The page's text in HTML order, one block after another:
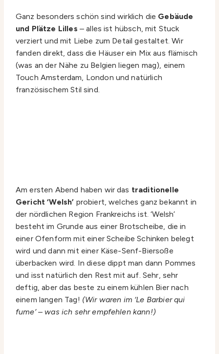
Ganz besonders schön sind wirklich die Gebäude
und Plätze Lilles – alles ist hübsch, mit Stuck
verziert und mit Liebe zum Detail gestaltet. Wir
fanden direkt, dass die Häuser ein Mix aus flämisch
(was an der Nähe zu Belgien liegen mag), einem
Touch Amsterdam, London und natürlich
französischem Stil sind.
Am ersten Abend haben wir das traditionelle
Gericht ‘Welsh’ probiert, welches ganz bekannt in
der nördlichen Region Frankreichs ist. ‘Welsh’
besteht im Grunde aus einer Brotscheibe, die in
einer Ofenform mit einer Scheibe Schinken belegt
wird und dann mit einer Käse-Senf-Biersoße
überbacken wird. In diese dippt man dann Pommes
und isst natürlich den Rest mit auf. Sehr, sehr
deftig, aber das beste zu einem kühlen Bier nach
einem langen Tag! (Wir waren im ‘Le Barbier qui
fume’ – was ich sehr empfehlen kann!)